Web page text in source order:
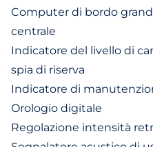
Computer di bordo
centrale
Indicatore del livello di
spia di riserva
Indicatore di
Orologio digitale
Regolazione intensità